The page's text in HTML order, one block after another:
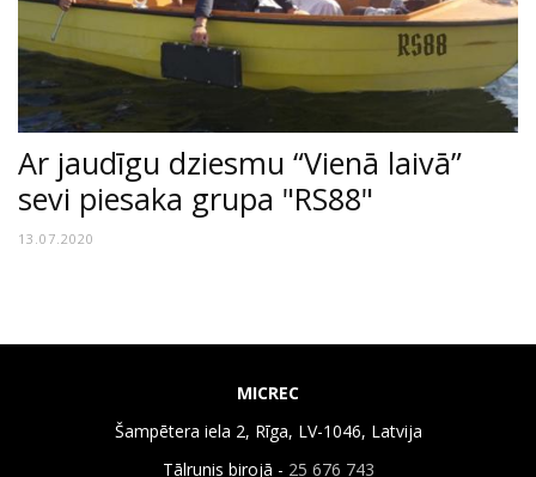
Ar jaudīgu dziesmu “Vienā laivā”
sevi piesaka grupa "RS88"
13.07.2020
MICREC
Šampētera iela 2, Rīga, LV-1046, Latvija
Tālrunis birojā - 25 676 743